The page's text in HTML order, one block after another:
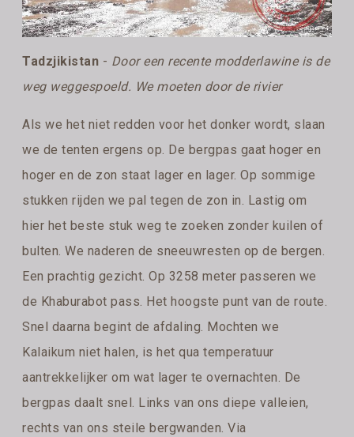
Tadzjikistan - Door een recente modderlawine is de
weg weggespoeld. We moeten door de rivier
Als we het niet redden voor het donker wordt, slaan
we de tenten ergens op. De bergpas gaat hoger en
hoger en de zon staat lager en lager. Op sommige
stukken rijden we pal tegen de zon in. Lastig om
hier het beste stuk weg te zoeken zonder kuilen of
bulten. We naderen de sneeuwresten op de bergen.
Een prachtig gezicht. Op 3258 meter passeren we
de Khaburabot pass. Het hoogste punt van de route.
Snel daarna begint de afdaling. Mochten we
Kalaikum niet halen, is het qua temperatuur
aantrekkelijker om wat lager te overnachten. De
bergpas daalt snel. Links van ons diepe valleien,
rechts van ons steile bergwanden. Via